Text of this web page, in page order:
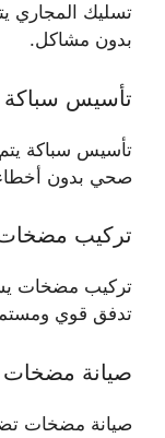
تسليك المجاري
بدون مشاكل.
تأسيس سباكة
تأسيس سباكة
صحي بدون
تركيب
تركيب مضخات
تدفق قوي
صيانة مضخات
صيانة مضخات